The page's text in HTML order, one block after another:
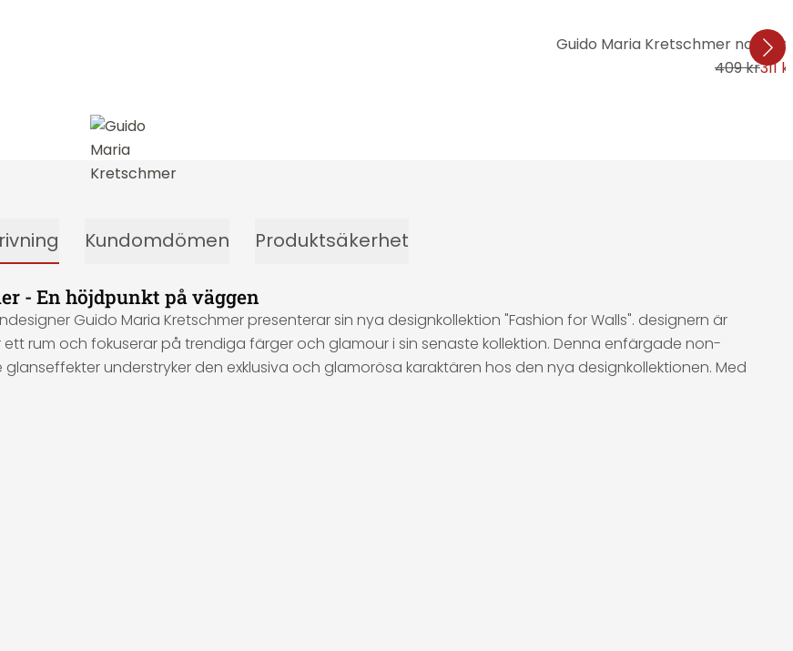
Guido Maria Kretschmer non-
409 kr311
Kundomdömen Produktsäkerhet
- En höjdpunkt på väggen
Guido Maria Kretschmer presenterar sin nya designkollektion "Fashion for Walls". designern är
rum och fokuserar på trendiga färger och glamour i sin senaste kollektion. Denna enfärgade non-
understryker den exklusiva och glamorösa karaktären hos den nya designkollektionen. Med